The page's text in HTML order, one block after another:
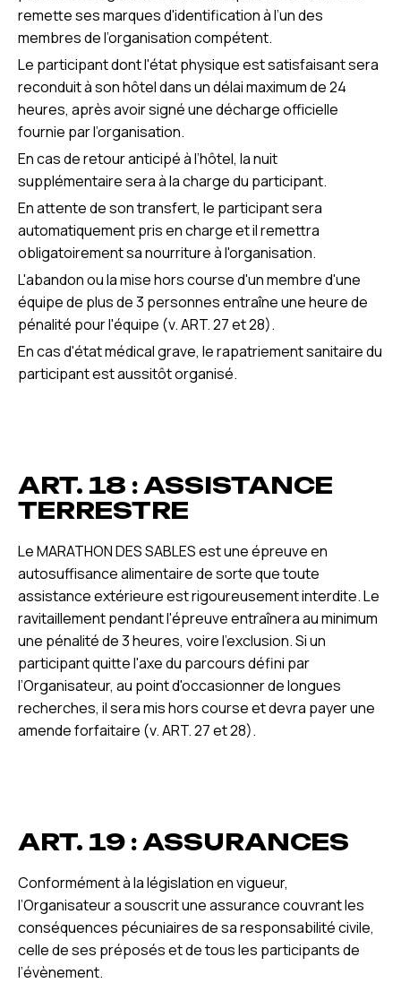
remette ses marques d'identification à l’un des
membres de l’organisation compétent.
Le participant dont l'état physique est satisfaisant sera
reconduit à son hôtel dans un délai maximum de 24
heures, après avoir signé une décharge officielle
fournie par l’organisation.
En cas de retour anticipé à l’hôtel, la nuit
supplémentaire sera à la charge du participant.
En attente de son transfert, le participant sera
automatiquement pris en charge et il remettra
obligatoirement sa nourriture à l'organisation.
L'abandon ou la mise hors course d'un membre d'une
équipe de plus de 3 personnes entraîne une heure de
pénalité pour l'équipe (v. ART. 27 et 28).
En cas d'état médical grave, le rapatriement sanitaire du
participant est aussitôt organisé.
ART. 18 : ASSISTANCE
TERRESTRE
Le MARATHON DES SABLES est une épreuve en
autosuffisance alimentaire de sorte que toute
assistance extérieure est rigoureusement interdite. Le
ravitaillement pendant l'épreuve entraînera au minimum
une pénalité de 3 heures, voire l'exclusion. Si un
participant quitte l'axe du parcours défini par
l’Organisateur, au point d'occasionner de longues
recherches, il sera mis hors course et devra payer une
amende forfaitaire (v. ART. 27 et 28).
ART. 19 : ASSURANCES
Conformément à la législation en vigueur,
l’Organisateur a souscrit une assurance couvrant les
conséquences pécuniaires de sa responsabilité civile,
celle de ses préposés et de tous les participants de
l’évènement.